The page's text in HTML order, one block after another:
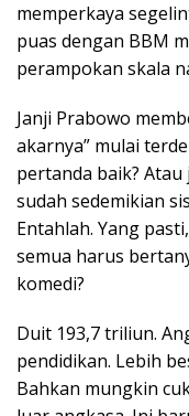
memperkaya
puas dengan BBM
perampokan skala
Janji Prabowo
akarnya” mulai
pertanda baik?
sudah sedemikian
Entahlah. Yang
semua harus
komedi?
Duit 193,7 triliun.
pendidikan. Lebih
Bahkan mungkin